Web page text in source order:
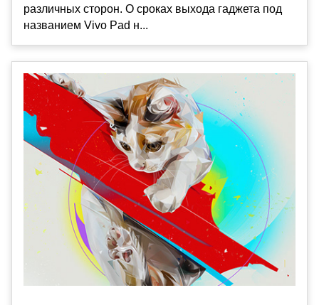
различных сторон. О сроках выхода гаджета под
названием Vivo Pad н...